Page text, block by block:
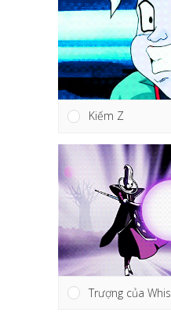
Kiếm Z
Trượng của Whis